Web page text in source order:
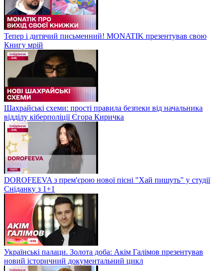
Тепер і дитячий письменний! MONATIK презентував свою
Книгу мрій
Шахрайські схеми: прості правила безпеки від начальника
відділу кіберполіції Єгора Киричка
DOROFEEVA з прем'єрою нової пісні "Хай пишуть" у студії
Сніданку з 1+1
Українські палаци. Золота доба: Акім Галімов презентував
новий історичний документальний цикл